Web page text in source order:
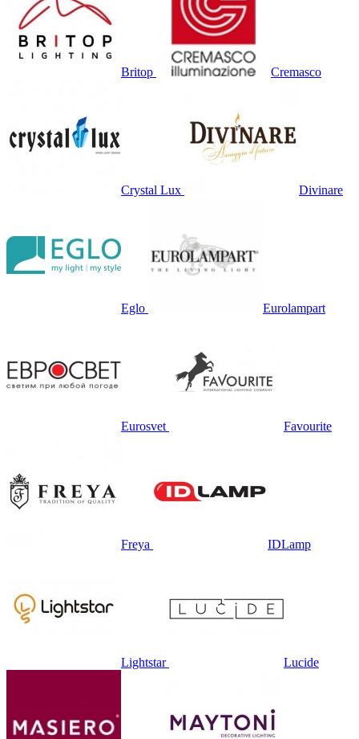
Britop Cremasco
Crystal Lux Divinare
Eglo Eurolampart
Eurosvet Favourite
Freya IDLamp
Lightstar Lucide